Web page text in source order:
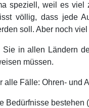
speziell, weil es
völlig, dass jede
soll. Aber noch viel
Sie in allen Ländern
müssen.
alle Fälle: Ohren- und
Bedürfnisse